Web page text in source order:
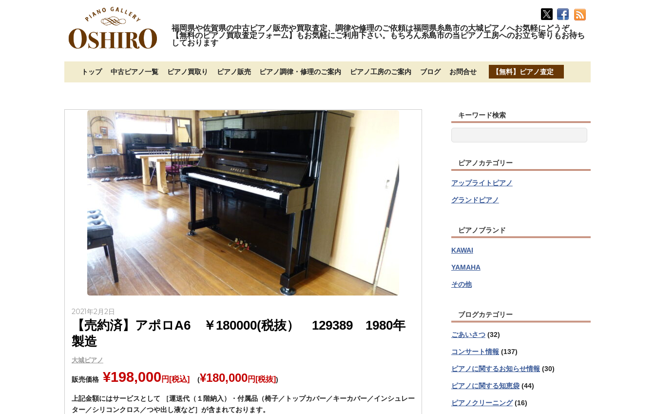
福岡県や佐賀県の中古ピアノ販売や買取査定、調律や修理のご依頼は福岡県糸島市の大城ピアノへお気軽にどうぞ。
【無料のピアノ買取査定フォーム】もお気軽にご利用下さい。もちろん糸島市の当ピアノ工房へのお立ち寄りもお待ち
しております
トップ 中古ピアノ一覧 ピアノ買取り ピアノ販売 ピアノ調律・修理のご案内 ピアノ工房のご案内 ブログ お問合せ 【無料】ピアノ査定
2021年2月2日
【売約済】アポロA6 ￥180000(税抜） 129389 1980年
製造
大城ピアノ
販売価格 ¥198,000 円[税込] (¥180,000円[税抜])
上記金額にはサービスとして ［運送代（１階納入）・付属品（椅子／トップカバー／キーカバー／インシュレー
ター／シリコンクロス／つや出し液など］が含まれております。
キーワード検索
ピアノカテゴリー
アップライトピアノ
グランドピアノ
ピアノブランド
KAWAI
YAMAHA
その他
ブログカテゴリー
ごあいさつ(32)
コンサート情報 (137)
ピアノに関するお知らせ情報 (30)
ピアノに関する知恵袋(44)
ピアノクリーニング(16)